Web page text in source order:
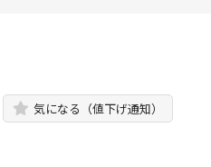
気になる（値下げ通知）